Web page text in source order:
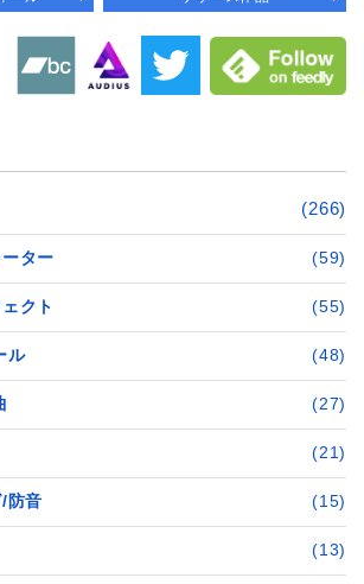
(266)
ター (59)
クト (55)
ル (48)
(27)
(21)
防音 (15)
(13)